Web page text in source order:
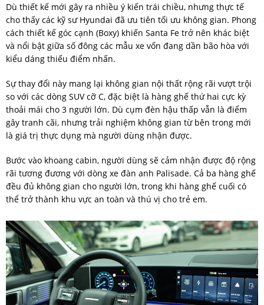
Dù thiết kế mới gây ra nhiều ý kiến trái chiều, nhưng thực tế
cho thấy các kỹ sư Hyundai đã ưu tiên tối ưu không gian. Phong
cách thiết kế góc cạnh (Boxy) khiến Santa Fe trở nên khác biệt
và nổi bật giữa số đông các mẫu xe vốn đang dần bão hòa với
kiểu dáng thiếu điểm nhấn.
Sự thay đổi này mang lại không gian nội thất rộng rãi vượt trội
so với các dòng SUV cỡ C, đặc biệt là hàng ghế thứ hai cực kỳ
thoải mái cho 3 người lớn. Dù cụm đèn hậu thấp vẫn là điểm
gây tranh cãi, nhưng trải nghiệm không gian từ bên trong mới
là giá trị thực dụng mà người dùng nhận được.
Bước vào khoang cabin, người dùng sẽ cảm nhận được độ rộng
rãi tương đương với dòng xe đàn anh Palisade. Cả ba hàng ghế
đều đủ không gian cho người lớn, trong khi hàng ghế cuối có
thể trở thành khu vực an toàn và thú vị cho trẻ em.